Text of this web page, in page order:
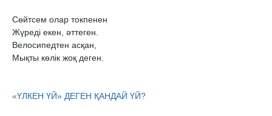
Сөйтсем олар токпенен
Жүреді екен, əттеген.
Велосипедтен асқан,
Мықты көлік жоқ деген.